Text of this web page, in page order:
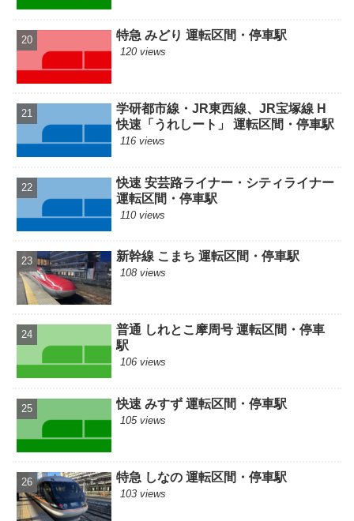
特急 みどり 運転区間・停車駅
120 views
学研都市線・JR東西線、JR宝塚線 H
快速「うれしート」 運転区間・停車駅
116 views
快速 安芸路ライナー・シティライナー
運転区間・停車駅
110 views
新幹線 こまち 運転区間・停車駅
108 views
普通 しれとこ摩周号 運転区間・停車
駅
106 views
快速 みすず 運転区間・停車駅
105 views
特急 しなの 運転区間・停車駅
103 views